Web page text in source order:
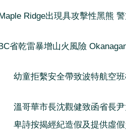
Ridge出現具攻擊性黑熊
省乾雷暴增山火風險
幼童拒繫安全帶致波特航空
溫哥華市長沈觀健致函省長
卑詩按揭經紀造假及提供虛